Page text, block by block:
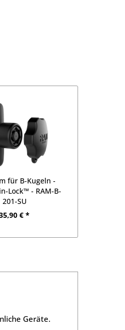
für B-Kugeln -
Lock™ - RAM-B-
201-SU
€ *
Geräte.